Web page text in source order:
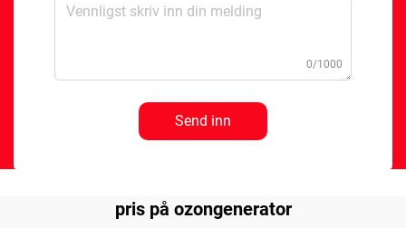
0/1000
Send inn
pris på ozongenerator